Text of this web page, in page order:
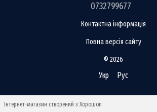
0732799677
Контактна інформація
Повна версія сайту
© 2026
Укр Рус
Інтернет-магазин створений з Хорошоп